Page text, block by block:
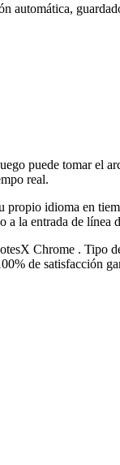
automática,
puede tomar el
real.
idioma en
la entrada de línea
Chrome . Tipo
de satisfacción